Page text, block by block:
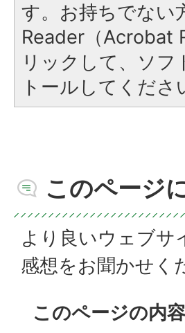
す。お持ちでない
Reader（Acrobat
リックして、ソ
トールしてくださ
このページ
より良いウェブサ
感想をお聞かせく
このページの内